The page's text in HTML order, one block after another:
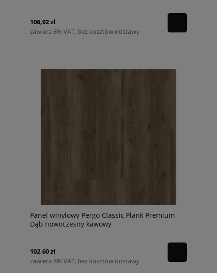
106,92 zł
zawiera 8% VAT, bez kosztów dostawy
Panel winylowy Pergo Classic Plank Premium
Dąb nowoczesny kawowy
102,60 zł
zawiera 8% VAT, bez kosztów dostawy